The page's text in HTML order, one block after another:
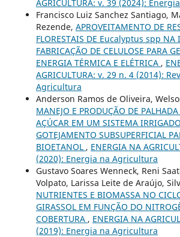
AGRICULTURA: v. 39 (2024):
Francisco Luiz Sanchez Santiago,
Rezende, APROVEITAMENTO DE
FLORESTAIS DE Eucalyptus spp NA
FABRICAÇÃO DE CELULOSE PARA
ENERGIA TÉRMICA E ELÉTRICA ,
AGRICULTURA: v. 29 n. 4 (2014):
Agricultura
Anderson Ramos de Oliveira,
MANEJO E PRODUÇÃO DE
AÇÚCAR EM UM SISTEMA
GOTEJAMENTO SUBSUPERFICIAL
BIOETANOL , ENERGIA NA
(2020): Energia na Agricultura
Gustavo Soares Wenneck, Reni
Volpato, Larissa Leite de Araújo,
NUTRIENTES E BIOMASSA NO
GIRASSOL EM FUNÇÃO DO
COBERTURA , ENERGIA NA
(2019): Energia na Agricultura